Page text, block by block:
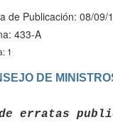
de Publicación: 08/09/
433-A
1
DE
erratas